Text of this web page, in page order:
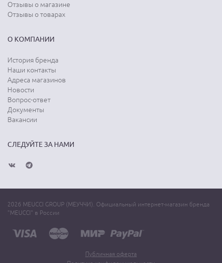
Отзывы о магазине
Отзывы о товарах
О КОМПАНИИ
История бренда
Наши контакты
Адреса магазинов
Новости
Вопрос-ответ
Документы
Вакансии
СЛЕДУЙТЕ ЗА НАМИ
2026 MEUCCI GROUP (МЕУЧЧИ). Официальный интернет-магазин бренда
"MEUCCI" в России
Публичная оферта